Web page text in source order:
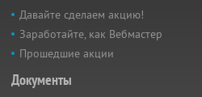
Давайте сделаем акцию!
Заработайте, как Вебмастер
Прошедшие акции
Документы